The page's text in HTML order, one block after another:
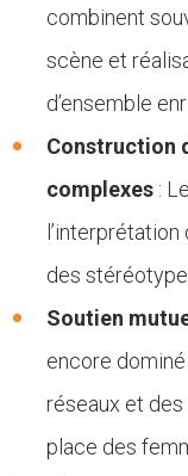
combinent
scène et
d’ensemble
Construction
complexes:
des
Soutien
encore
réseaux et
place des